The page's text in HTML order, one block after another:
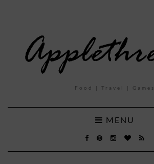
Food | Travel | Games
MENU